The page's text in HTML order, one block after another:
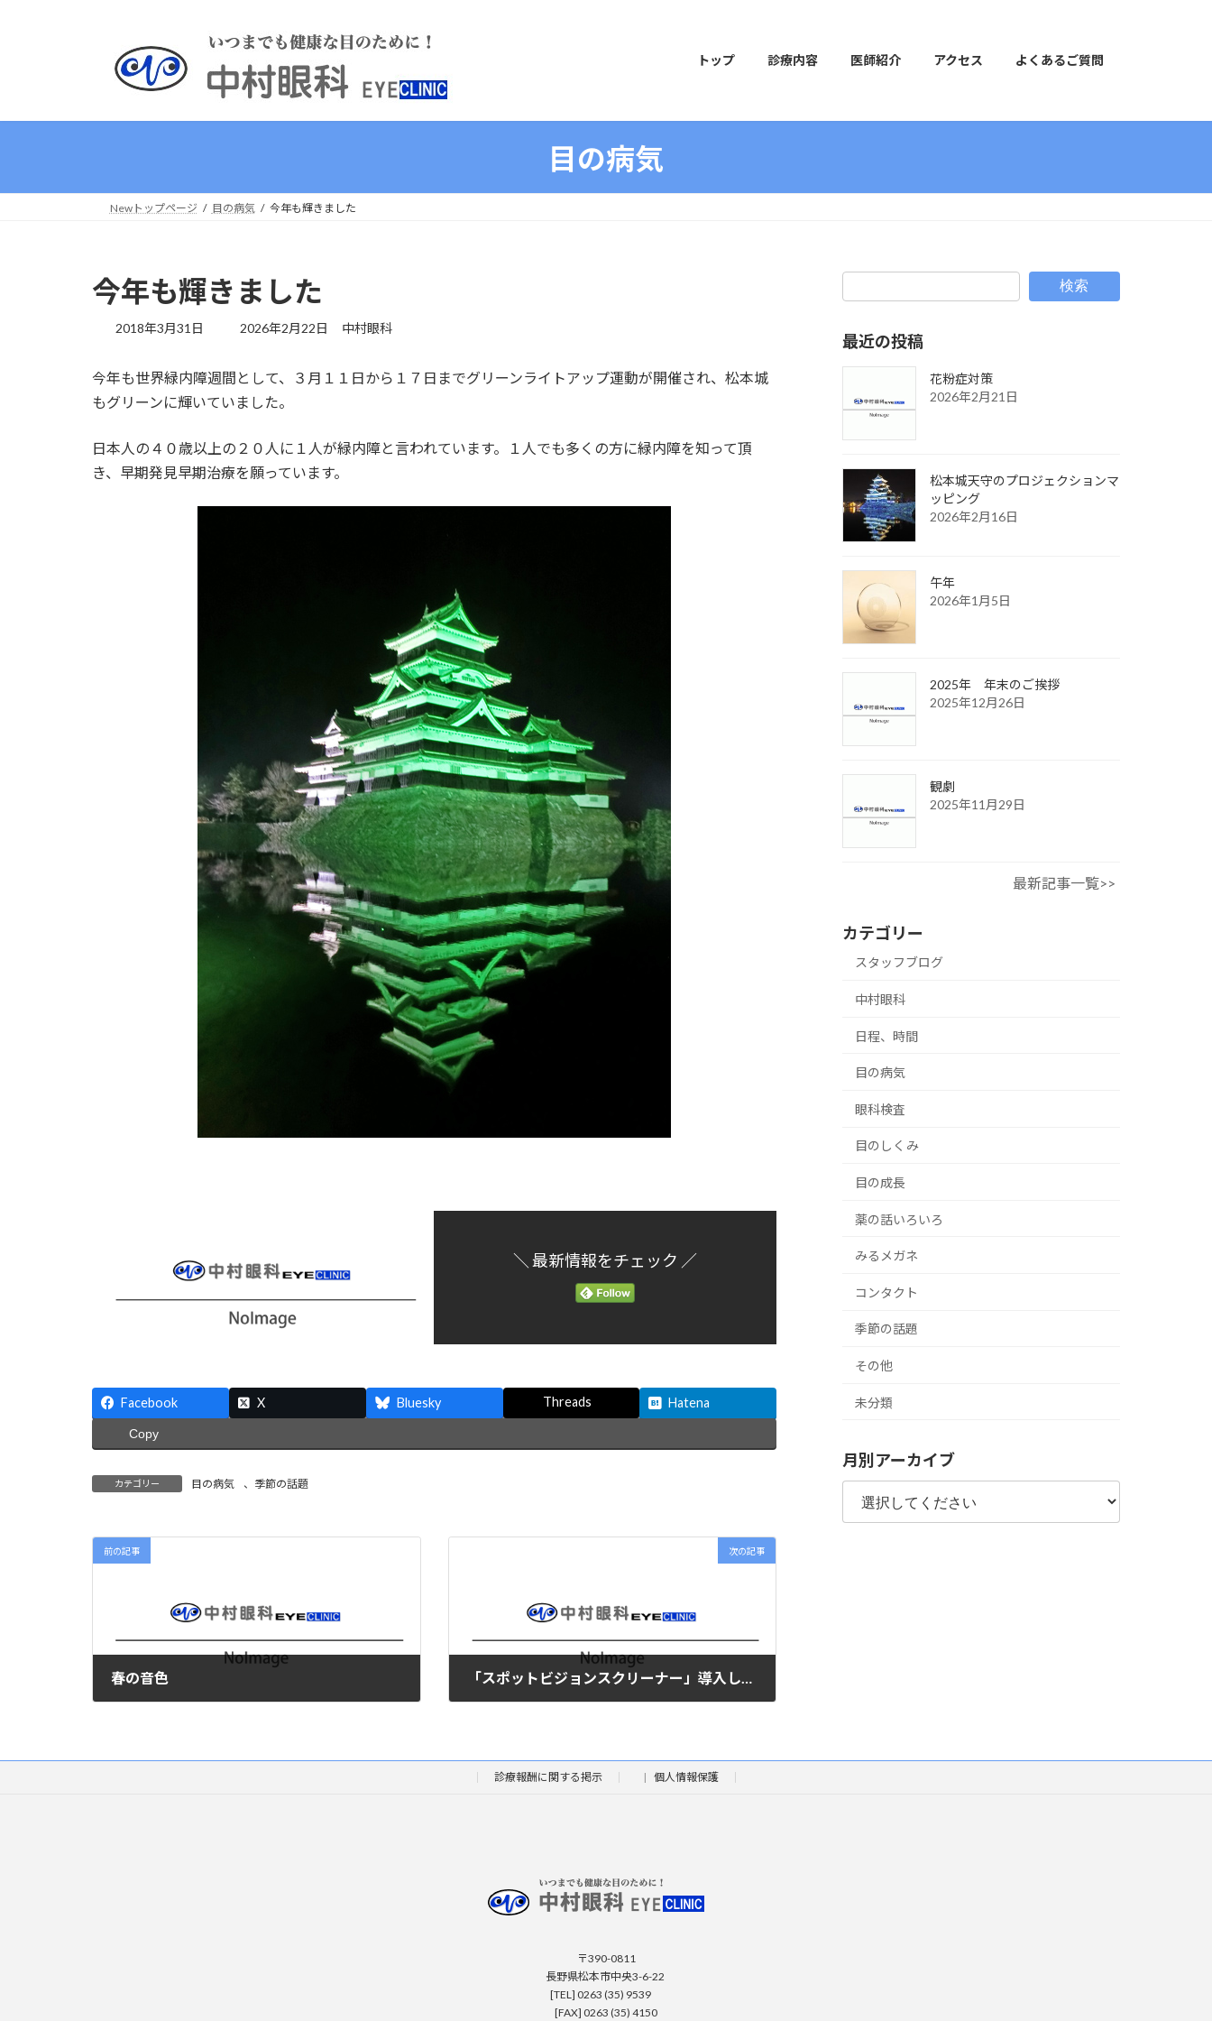
へ
ョ
トップ 診療内容 医師紹介 アクセス よくあるご質問
目の病気
Newトップページ 目の病気 今年も輝きました
今年も輝きました
2018年3月31日
最
新
日
2026年2月22日 中村眼科
今年も世界緑内障週間として、３月１１日から１７日までグリーンライトアップ運動が開催され、松本城
もグリーンに輝いていました。
日本人の４０歳以上の２０人に１人が緑内障と言われています。１人でも多くの方に緑内障を知って頂
き、早期発見早期治療を願っています。
＼ 最新情報をチェック ／
Facebook X Bluesky Threads Hatena
Copy
カテゴリー 目の病気 、 季節の話題
前の記事
春の音色
次の記事
検索
最近の投稿
花粉症対策
2026年2月21日
松本城天守のプロジェクションマ
ッピング
2026年2月16日
午年
2026年1月5日
2025年 年末のご挨拶
2025年12月26日
観劇
2025年11月29日
最新記事一覧>>
カテゴリー
スタッフブログ
中村眼科
日程、時間
目の病気
眼科検査
目のしくみ
目の成長
薬の話いろいろ
みるメガネ
コンタクト
季節の話題
その他
未分類
月別アーカイブ
診療報酬に関する掲示 個人情報保護
〒390-0811
長野県松本市中央3-6-22
[TEL] 0263 (35) 9539
[FAX] 0263 (35) 4150